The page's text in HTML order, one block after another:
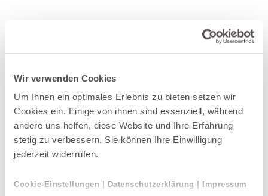
Wir verwenden Cookies
Um Ihnen ein optimales Erlebnis zu bieten setzen wir
Cookies ein. Einige von ihnen sind essenziell, während
andere uns helfen, diese Website und Ihre Erfahrung
stetig zu verbessern. Sie können Ihre Einwilligung
jederzeit widerrufen.
Cookie-Einstellungen | Datenschutzerklärung | Impressum
Weitere Produkte der Kategorie
Matratzen